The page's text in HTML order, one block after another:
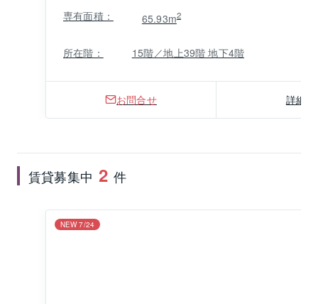
専有面積： 65.93m2
所在階： 15階／地上39階 地下4階
お問合せ 詳細
賃貸募集中 2 件
NEW 7/24